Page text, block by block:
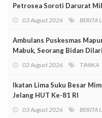
Petrosea Soroti Darurat
03 August 2026 BERITA
Ambulans Puskesmas
Mabuk, Seorang Bidan
02 August 2026 TIMIKA
Ikatan Lima Suku Besar
Jelang HUT Ke-81 RI
03 August 2026 BERITA